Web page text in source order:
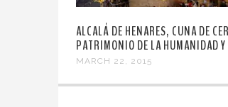
ALCALÁ DE HENARES, CUNA DE
PATRIMONIO DE LA HUMANIDAD
MARCH 22, 2015